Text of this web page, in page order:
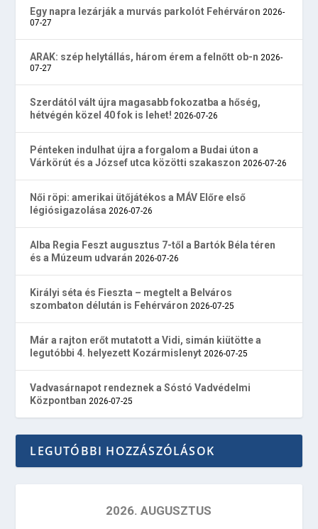
Egy napra lezárják a murvás parkolót Fehérváron 2026-
07-27
ARAK: szép helytállás, három érem a felnőtt ob-n 2026-
07-27
Szerdától vált újra magasabb fokozatba a hőség,
hétvégén közel 40 fok is lehet! 2026-07-26
Pénteken indulhat újra a forgalom a Budai úton a
Várkörút és a József utca közötti szakaszon 2026-07-26
Női röpi: amerikai ütőjátékos a MÁV Előre első
légiósigazolása 2026-07-26
Alba Regia Feszt augusztus 7-től a Bartók Béla téren
és a Múzeum udvarán 2026-07-26
Királyi séta és Fieszta – megtelt a Belváros
szombaton délután is Fehérváron 2026-07-25
Már a rajton erőt mutatott a Vidi, simán kiütötte a
legutóbbi 4. helyezett Kozármislenyt 2026-07-25
Vadvasárnapot rendeznek a Sóstó Vadvédelmi
Központban 2026-07-25
LEGUTÓBBI HOZZÁSZÓLÁSOK
2026. AUGUSZTUS